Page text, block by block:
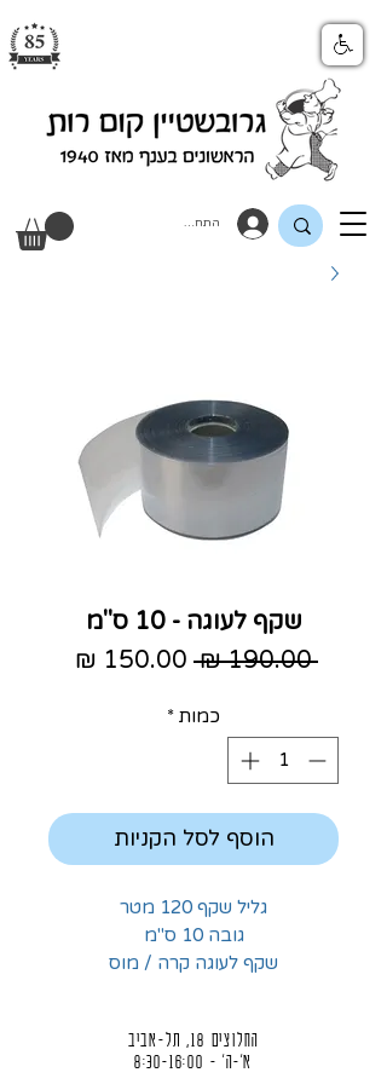
התחבר
שקף לעוגה - 10 ס"מ
‏190.00 ‏₪
מחיר
כמות *
הוסף לסל הקניות
גליל שקף 120 מטר
גובה 10 ס"מ
שקף לעוגה קרה / מוס
החלוצים 18, תל-אביב
א'-ה' - 8:30-16:00